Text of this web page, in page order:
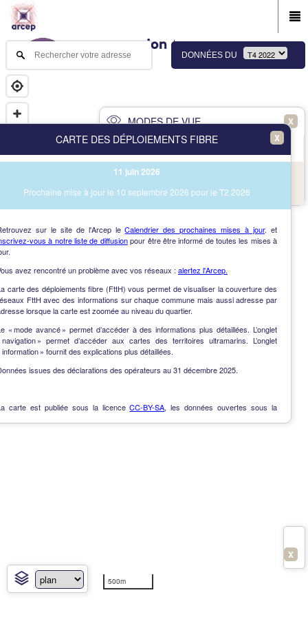
500m
DONNÉES DU
MODES DE VUE X
Vue des immeubles et des communes
X
CARTE DES DÉPLOIEMENTS FIBRE
11 juin 2026
Prochaine mise à jour le 10 septembre 2026 pour le T2 2026
sur le site de l'Arcep leCalendrier des prochaines mises à jour. et
vous à notre liste de diffusionpour être être informé de toutes les mises à
avez rencontré un problème avec vos réseaux : alertez l'Arcep.
carte des déploiements fibre (FttH) vous permet de visualiser la couverture des
FttH avec des informations sur chaque commune mais aussi adresse par
lorsque la carte est zoomée au niveau du quartier.
« mode avancé » permet d’accéder à des informations plus détaillées. L’onglet
navigation » permet d’accéder aux cartes des territoires ultramarins. L’onglet
information » fournit des explications plus détaillées.
issues des déclarations des opérateurs au 31 décembre 2025.
carte est publiée sous la licenceCC-BY-SA, les données ouvertes sous la
X
NAV